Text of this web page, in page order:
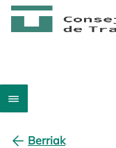
Berriak